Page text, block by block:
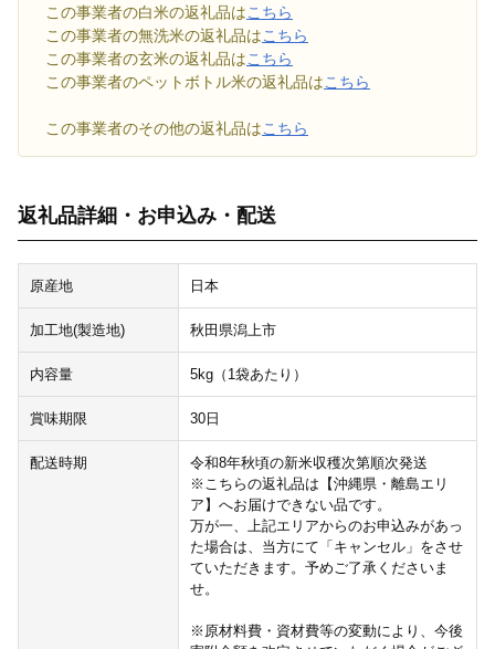
この事業者の白米の返礼品はこちら
この事業者の無洗米の返礼品はこちら
この事業者の玄米の返礼品はこちら
この事業者のペットボトル米の返礼品はこちら
この事業者のその他の返礼品はこちら
返礼品詳細・お申込み・配送
原産地 日本
加工地(製造地) 秋田県潟上市
内容量 5kg（1袋あたり）
賞味期限 30日
配送時期
令和8年秋頃の新米収穫次第順次発送
※こちらの返礼品は【沖縄県・離島エリ
ア】へお届けできない品です。
万が一、上記エリアからのお申込みがあっ
た場合は、当方にて「キャンセル」をさせ
ていただきます。予めご了承くださいま
せ。
※原材料費・資材費等の変動により、今後